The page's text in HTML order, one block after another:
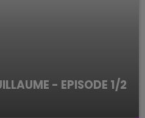
- EPISODE 1/2